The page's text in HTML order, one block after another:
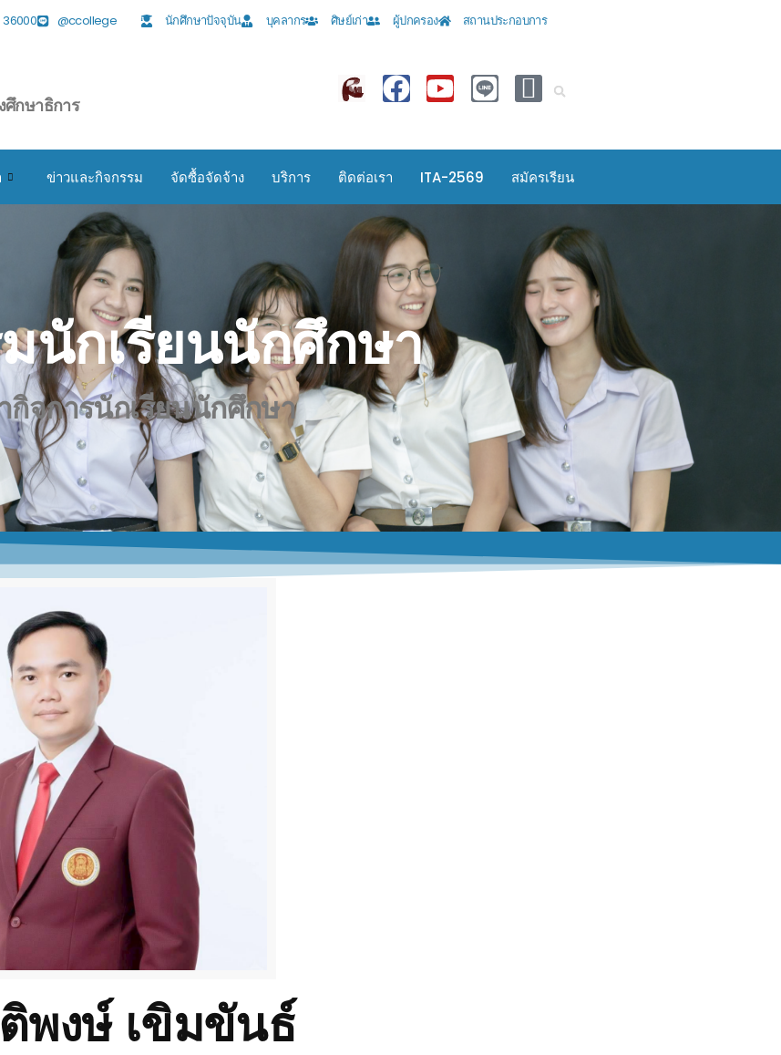
36000 @ccollege นักศึกษาปัจจุบัน บุคลากร ศิษย์เก่า ผู้ปกครอง สถานประกอบการ
ศึกษาธิการ
ข่าวและกิจกรรม จัดซื้อจัดจ้าง บริการ ติดต่อเรา ITA-2569 สมัครเรียน
นักเรียนนักศึกษา
จการนักเรียนนักศึกษา
พงษ์ เขิมขันธ์